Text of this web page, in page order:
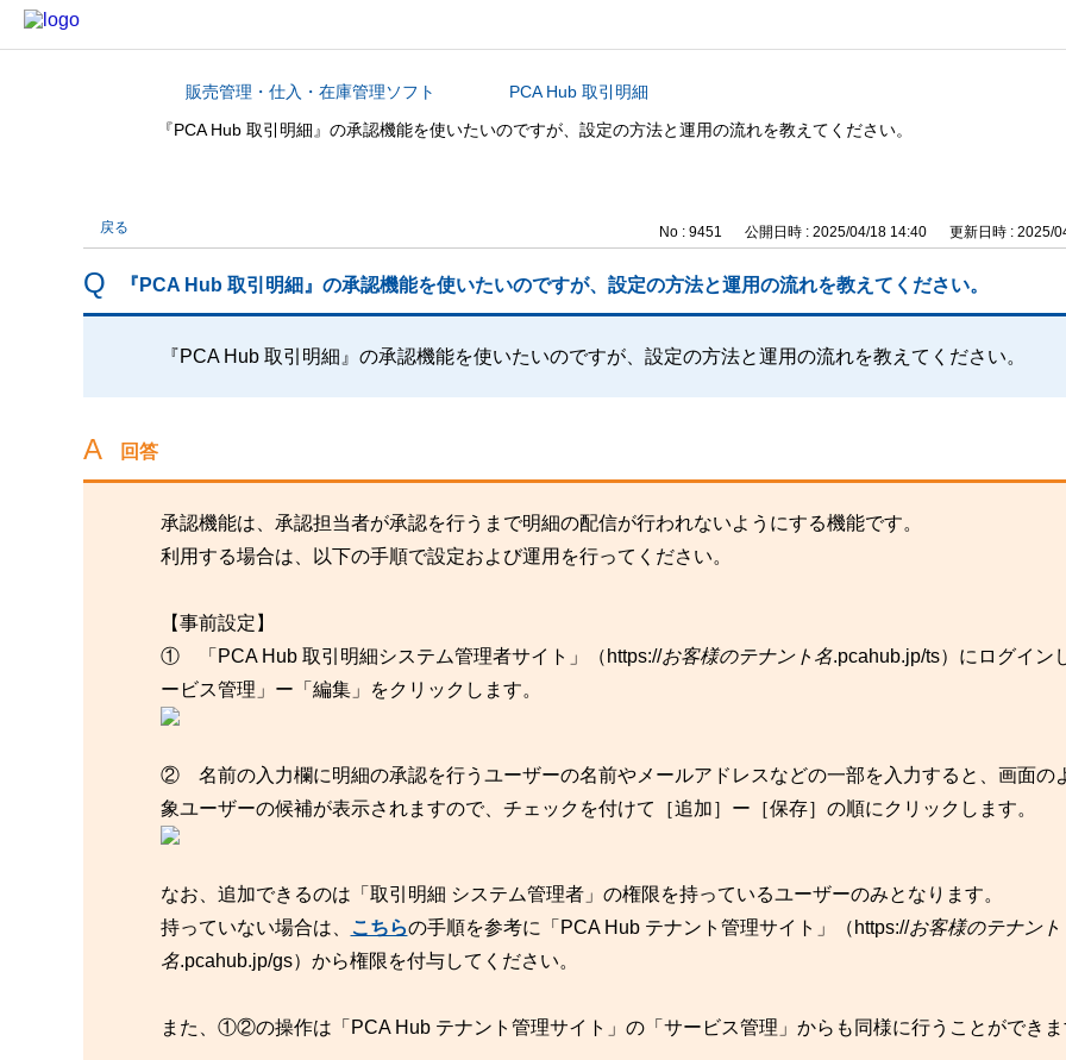
カテゴリから探す販売管理・仕入・在庫管理ソフト
PCA Hub 取引明細
『PCA Hub 取引明細』の承認機能を使いたいのですが、設定の方法と運用の流れを教えてください。
戻る No : 9451 公開日時 : 2025/04/18 14:40 更新日時 : 2025/
『PCA Hub 取引明細』の承認機能を使いたいのですが、設定の方法と運用の流れを教えてください。
『PCA Hub 取引明細』の承認機能を使いたいのですが、設定の方法と運用の流れを教えてください。
回答
承認機能は、承認担当者が承認を行うまで明細の配信が行われないようにする機能です。
利用する場合は、以下の手順で設定および運用を行ってください。
【事前設定】
① 「PCA Hub 取引明細システム管理者サイト」（https://お客様のテナント名.pcahub.jp/ts）にログイン
ービス管理」ー「編集」をクリックします。
② 名前の入力欄に明細の承認を行うユーザーの名前やメールアドレスなどの一部を入力すると、画面の
象ユーザーの候補が表示されますので、チェックを付けて［追加］ー［保存］の順にクリックします。
なお、追加できるのは「取引明細 システム管理者」の権限を持っているユーザーのみとなります。
持っていない場合は、 こちらの手順を参考に「PCA Hub テナント管理サイト」（https://お客様のテナント
名.pcahub.jp/gs）から権限を付与してください。
また、①②の操作は「PCA Hub テナント管理サイト」の「サービス管理」からも同様に行うことができま